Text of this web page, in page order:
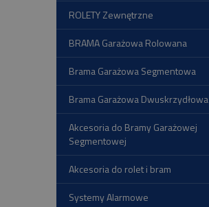
ROLETY Zewnętrzne
BRAMA Garażowa Rolowana
Brama Garażowa Segmentowa
Brama Garażowa Dwuskrzydłowa
Akcesoria do Bramy Garażowej
Segmentowej
Akcesoria do rolet i bram
Systemy Alarmowe